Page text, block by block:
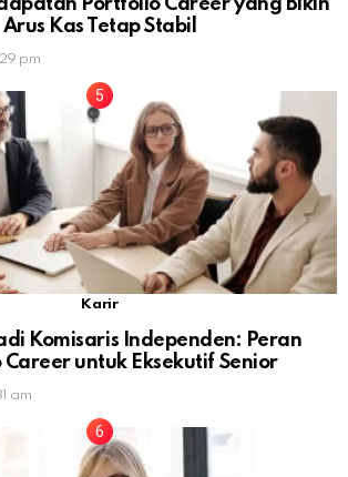
Portfolio Career yang Bikin
Arus Kas Tetap Stabil
pm
Karir
Komisaris Independen: Peran
Career untuk Eksekutif Senior
am